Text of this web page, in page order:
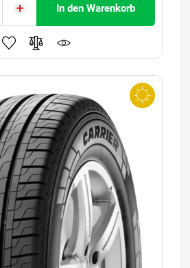
In den Warenkorb